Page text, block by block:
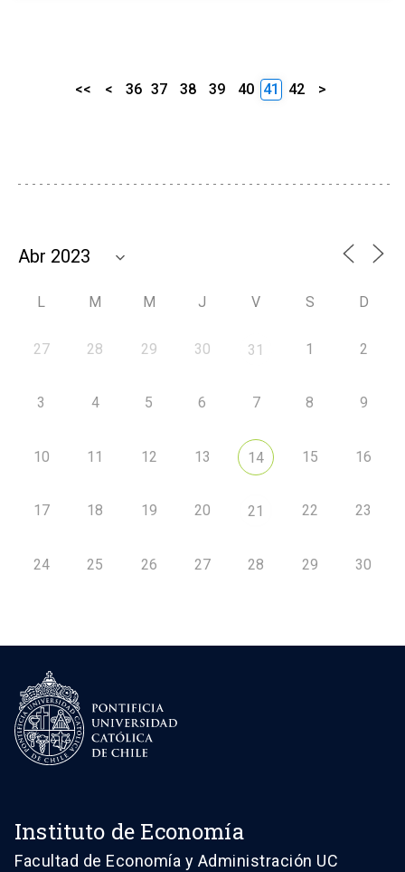
<< < 36 37 38 39 40 41 42 >
L M M J V S D
27 28 29 30 31 1 2
3 4 5 6 7 8 9
10 11 12 13 14 15 16
17 18 19 20 21 22 23
24 25 26 27 28 29 30
Instituto de Economía
Facultad de Economía y Administración UC